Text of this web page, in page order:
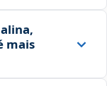
mais